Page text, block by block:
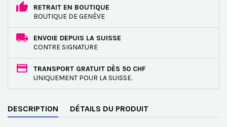
RETRAIT EN BOUTIQUE
BOUTIQUE DE GENÈVE
ENVOIE DEPUIS LA SUISSE
CONTRE SIGNATURE
TRANSPORT GRATUIT DÈS 50 CHF
UNIQUEMENT POUR LA SUISSE.
DESCRIPTION DÉTAILS DU PRODUIT